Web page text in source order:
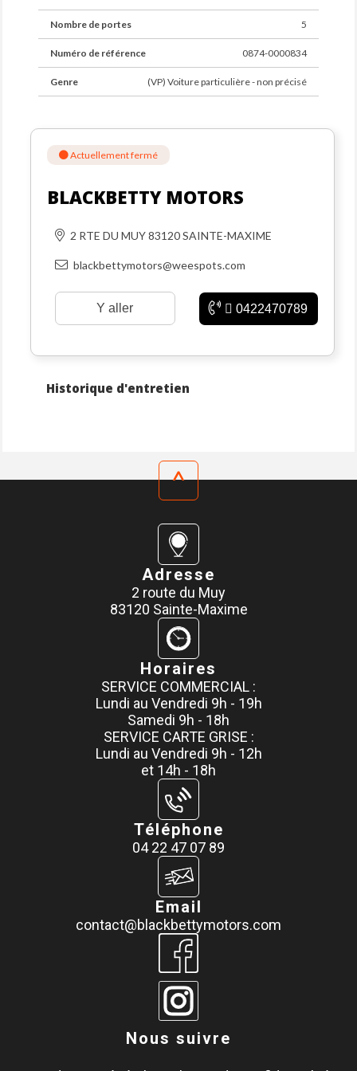
Nombre de portes 5
Numéro de référence 0874-0000834
Genre (VP) Voiture particulière - non précisé
Actuellement fermé
BLACKBETTY MOTORS
2 RTE DU MUY 83120 SAINTE-MAXIME
blackbettymotors@weespots.com
Y aller 0422470789
Historique d'entretien
^
Adresse
2 route du Muy
83120 Sainte-Maxime
Horaires
SERVICE COMMERCIAL :
Lundi au Vendredi 9h - 19h
Samedi 9h - 18h
SERVICE CARTE GRISE :
Lundi au Vendredi 9h - 12h
et 14h - 18h
Téléphone
04 22 47 07 89
Email
contact@blackbettymotors.com
Nous suivre